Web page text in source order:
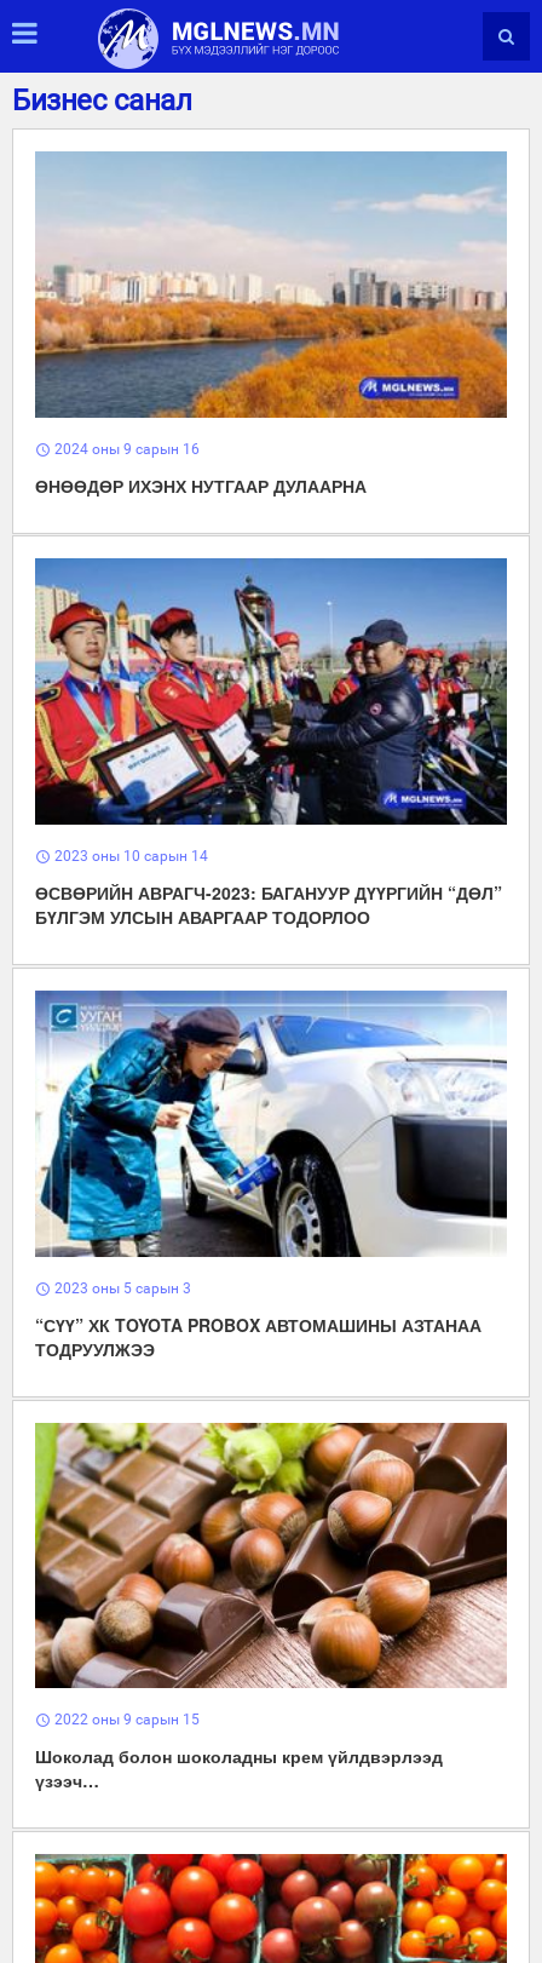
Бизнес санал
schedule 2024 оны 9 сарын 16
ӨНӨӨДӨР ИХЭНХ НУТГААР ДУЛААРНА
schedule 2023 оны 10 сарын 14
ӨСВӨРИЙН АВРАГЧ-2023: БАГАНУУР ДҮҮРГИЙН “ДӨЛ”
БҮЛГЭМ УЛСЫН АВАРГААР ТОДОРЛОО
schedule 2023 оны 5 сарын 3
“СҮҮ” ХК TOYOTA PROBOX АВТОМАШИНЫ АЗТАНАА
ТОДРУУЛЖЭЭ
schedule 2022 оны 9 сарын 15
Шоколад болон шоколадны крем үйлдвэрлээд
үзээч…